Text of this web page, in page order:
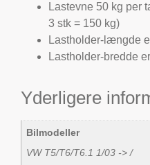
Lastevne 50 kg per
3 stk = 150 kg)
Lastholder-længde
Lastholder-bredde
Yderligere
Bilmodeller
VW T5/T6/T6.1 1/03 -> /